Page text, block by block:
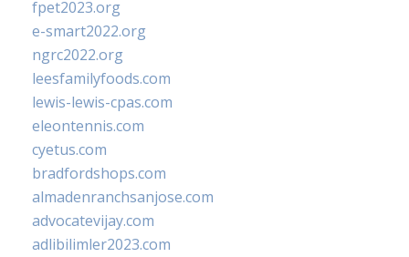
fpet2023.org
e-smart2022.org
ngrc2022.org
leesfamilyfoods.com
lewis-lewis-cpas.com
eleontennis.com
cyetus.com
bradfordshops.com
almadenranchsanjose.com
advocatevijay.com
adlibilimler2023.com